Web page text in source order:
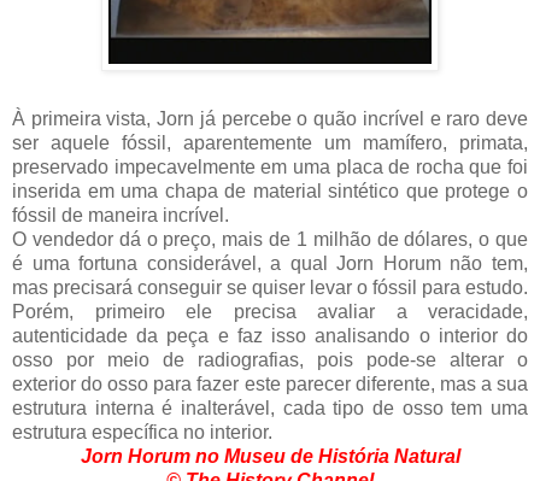
À primeira vista, Jorn já percebe o quão incrível e raro deve
ser aquele fóssil, aparentemente um mamífero, primata,
preservado impecavelmente em uma placa de rocha que foi
inserida em uma chapa de material sintético que protege o
fóssil de maneira incrível.
O vendedor dá o preço, mais de 1 milhão de dólares, o que
é uma fortuna considerável, a qual Jorn Horum não tem,
mas precisará conseguir se quiser levar o fóssil para estudo.
Porém, primeiro ele precisa avaliar a veracidade,
autenticidade da peça e faz isso analisando o interior do
osso por meio de radiografias, pois pode-se alterar o
exterior do osso para fazer este parecer diferente, mas a sua
estrutura interna é inalterável, cada tipo de osso tem uma
estrutura específica no interior.
Jorn Horum no Museu de História Natural